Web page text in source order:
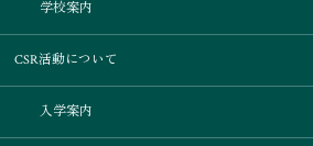
学校案内
CSR活動について
入学案内